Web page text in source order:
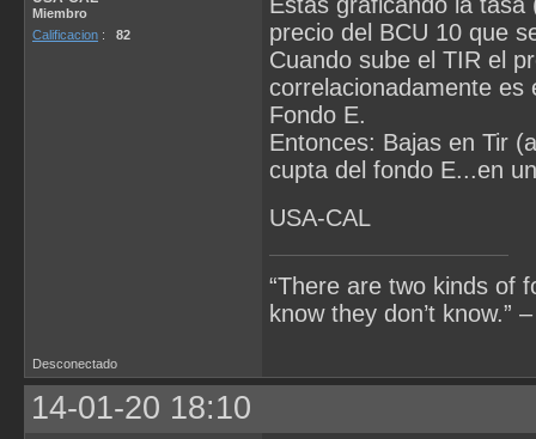
Miembro
Calificacion : 82
precio del BCU 10 que
Cuando sube el TIR el
correlacionadamente es
Fondo E.
Entonces: Bajas en Tir
cupta del fondo E...en
USA-CAL
“There are two kinds of
know they don’t know.”
Desconectado
14-01-20 18:10